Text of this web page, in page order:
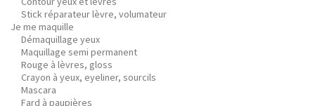
Stick réparateur lèvre, volumateur
Je me maquille
Démaquillage yeux
Maquillage semi permanent
Rouge à lèvres, gloss
Crayon à yeux, eyeliner, sourcils
Mascara
Fard à paupières